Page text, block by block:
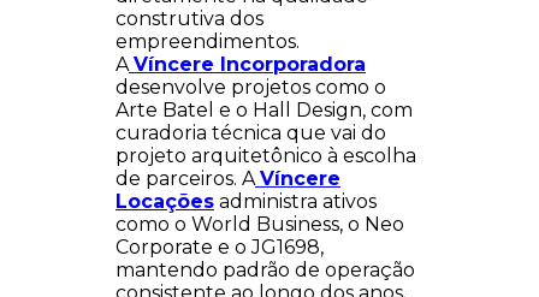
construtiva dos
empreendimentos.
A Víncere Incorporadora
desenvolve projetos como o
Arte Batel e o Hall Design, com
curadoria técnica que vai do
projeto arquitetônico à escolha
de parceiros. A Víncere
Locações administra ativos
como o World Business, o Neo
Corporate e o JG1698,
mantendo padrão de operação